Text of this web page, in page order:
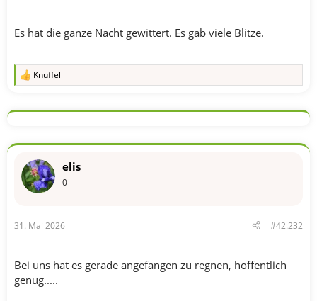
Es hat die ganze Nacht gewittert. Es gab viele Blitze.
R
k
o
e
n
Knuffel
elis
0
31. Mai 2026 #42.232
Bei uns hat es gerade angefangen zu regnen, hoffentlich
genug.....